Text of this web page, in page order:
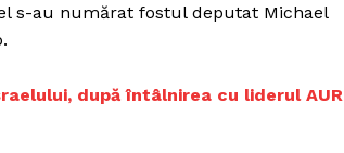
PRESShub
s-au numărat fostul deputat Michael
după întâlnirea cu liderul